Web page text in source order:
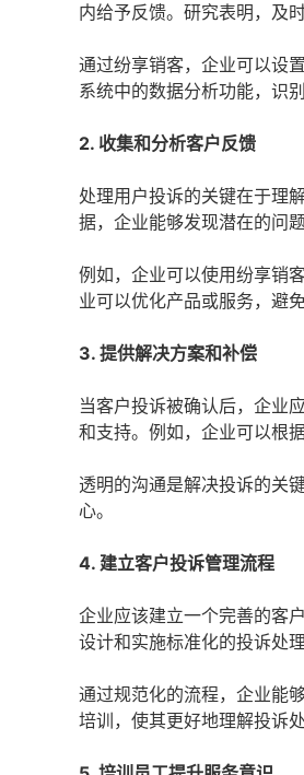
内给予反馈。研究表明，及
通过纷享销客，企业可以设
系统中的数据分析功能，识
2. 收集和分析客户反馈
处理用户投诉的关键在于理
据，企业能够发现潜在的问
例如，企业可以使用纷享销
业可以优化产品或服务，避
3. 提供解决方案和补偿
当客户投诉被确认后，企业
和支持。例如，企业可以根
透明的沟通是解决投诉的关
心。
4. 建立客户投诉管理流程
企业应该建立一个完善的客
设计和实施标准化的投诉处
通过规范化的流程，企业能
培训，使其更好地理解投诉